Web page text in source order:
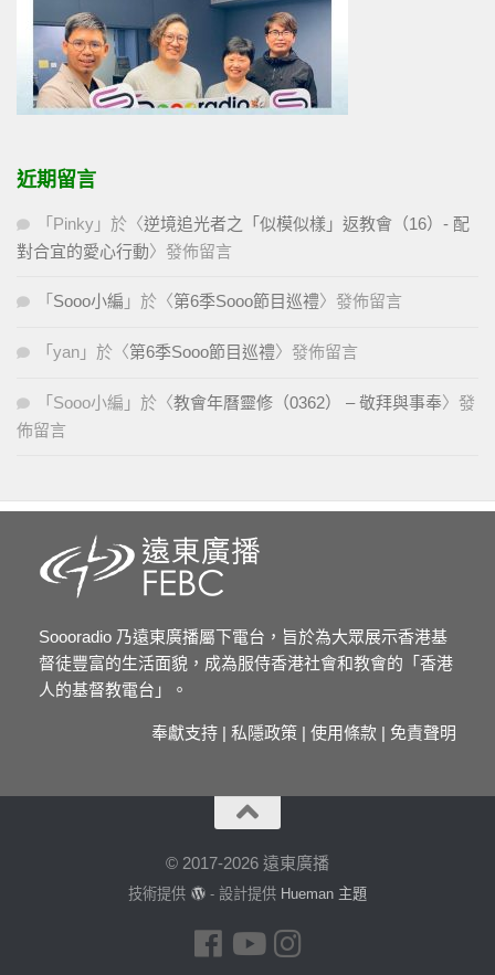
近期留言
「 Pinky 」於〈逆境追光者之「似模似樣」返教會（16）- 配
對合宜的愛心行動〉發佈留言
「 Sooo小編 」於〈第6季Sooo節目巡禮〉發佈留言
「 yan 」於〈第6季Sooo節目巡禮〉發佈留言
「 Sooo小編 」於〈教會年曆靈修（0362） – 敬拜與事奉〉發
佈留言
Soooradio 乃遠東廣播屬下電台，旨於為大眾展示香港基
督徒豐富的生活面貌，成為服侍香港社會和教會的「香港
人的基督教電台」。
奉獻支持 | 私隱政策 | 使用條款 | 免責聲明
© 2017-2026 遠東廣播
技術提供 - 設計提供 Hueman 主題